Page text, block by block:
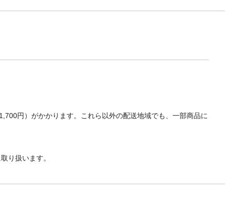
円）がかかります。これら以外の配送地域でも、一部商品に
り扱います。